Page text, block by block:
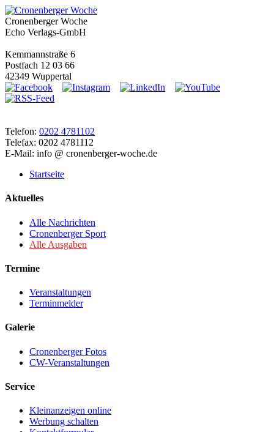
Cronenberger Woche
Echo Verlags-GmbH
Kemmannstraße 6
Postfach 12 03 66
42349 Wuppertal
Telefon: 0202 4781102
Telefax: 0202 4781112
E-Mail: info @ cronenberger-woche.de
Startseite
Aktuelles
Alle Nachrichten
Cronenberger Sport
Alle Ausgaben
Termine
Veranstaltungen
Terminmelder
Galerie
Cronenberger Fotos
CW-Veranstaltungen
Service
Kleinanzeigen online
Werbung schalten